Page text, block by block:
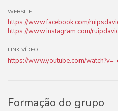
WEBSITE
https://www.facebook.com/
https://www.instagram.com/
LINK VÍDEO
https://www.youtube.com/
Formação do grupo